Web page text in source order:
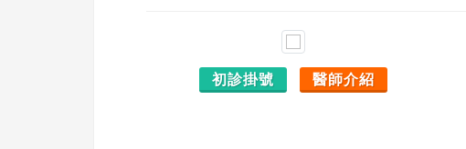
初診掛號 醫師介紹